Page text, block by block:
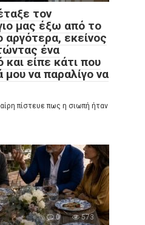
τον
μας έξω από το
αργότερα, εκείνος
ένα
είπε κάτι που
μου να παραλίγο να
πίστευε πως η σιωπή ήταν
0 573